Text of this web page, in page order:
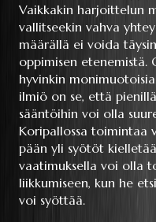
Vaikkakin harjoittelun
vallitseekin vahva
määrällä ei voida
oppimisen etenemistä.
hyvinkin
ilmiö on se, että
sääntöihin voi olla
Koripallossa toimintaa
pään yli syötöt
vaatimuksella voi olla
liikkumiseen, kun he
voi syöttää.